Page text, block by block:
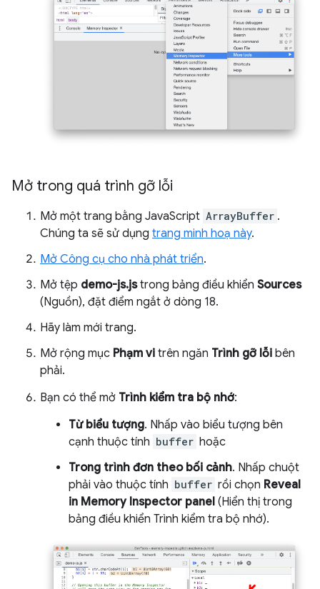
Mở trong quá trình gỡ lỗi
Mở một trang bằng JavaScript ArrayBuffer .
Chúng ta sẽ sử dụng trang minh hoạ này.
Mở Công cụ cho nhà phát triển.
Mở tệp demo-js.jstrong bảng điều khiển Sources
(Nguồn), đặt điểm ngắt ở dòng 18.
Hãy làm mới trang.
Mở rộng mục Phạm vi trên ngăn Trình gỡ lỗi bên
phải.
Bạn có thể mở Trình kiểm tra bộ nhớ:
Từ biểu tượng. Nhấp vào biểu tượng bên
cạnh thuộc tính buffer hoặc
Trong trình đơn theo bối cảnh. Nhấp chuột
phải vào thuộc tính buffer rồi chọn Reveal
in Memory Inspector panel (Hiển thị trong
bảng điều khiển Trình kiểm tra bộ nhớ).